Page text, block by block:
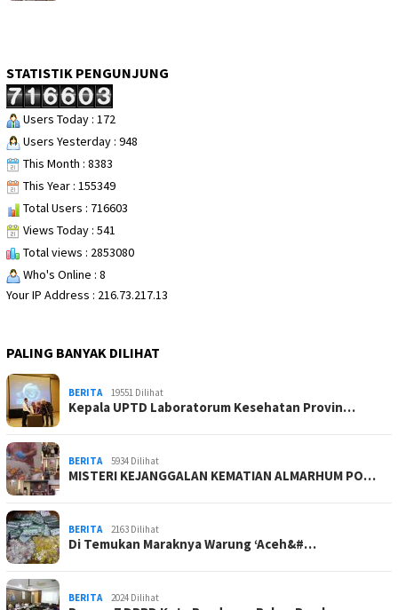
STATISTIK PENGUNJUNG
Users Today : 172
Users Yesterday : 948
This Month : 8383
This Year : 155349
Total Users : 716603
Views Today : 541
Total views : 2853080
Who's Online : 8
Your IP Address : 216.73.217.13
PALING BANYAK DILIHAT
BERITA 19551 Dilihat
Kepala UPTD Laboratorum Kesehatan Provin…
BERITA 5934 Dilihat
MISTERI KEJANGGALAN KEMATIAN ALMARHUM PO…
BERITA 2163 Dilihat
Di Temukan Maraknya Warung ‘Aceh&#…
BERITA 2024 Dilihat